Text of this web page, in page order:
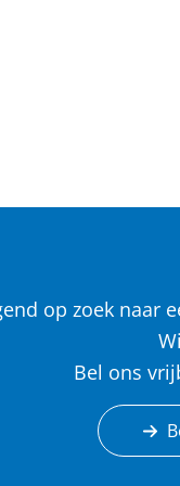
op zoek naar
Bel ons